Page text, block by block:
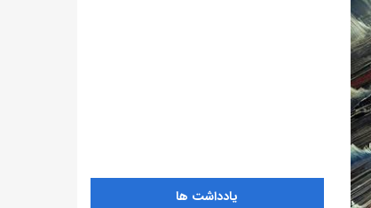
یادداشت ها